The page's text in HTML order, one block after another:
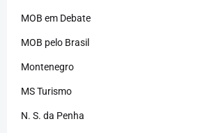
MOB em Debate
MOB pelo Brasil
Montenegro
MS Turismo
N. S. da Penha